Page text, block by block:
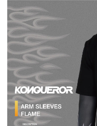
Basic Socks
NT$ 100
NT$ 190